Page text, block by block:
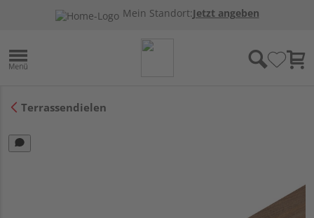
Mein Standort:Jetzt angeben
Terrassendielen